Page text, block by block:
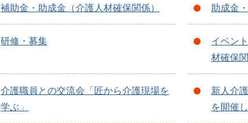
補助金・助成金（介護人材確保関係） 助成金
研修・募集
イベン
材確保関
介護職員との交流会「匠から介護現場を
学ぶ」
新人介
を開催